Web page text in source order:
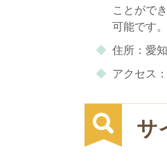
ことがで
可能です。
住所：愛
アクセス
サ